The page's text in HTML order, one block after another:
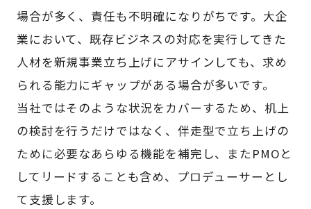
場合が多く、責任も不明確になりがちです。大企
業において、既存ビジネスの対応を実行してきた
人材を新規事業立ち上げにアサインしても、求め
られる能力にギャップがある場合が多いです。
当社ではそのような状況をカバーするため、机上
の検討を行うだけではなく、伴走型で立ち上げの
ために必要なあらゆる機能を補完し、またPMOと
してリードすることも含め、プロデューサーとし
て支援します。